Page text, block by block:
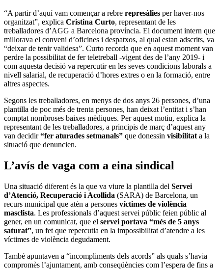
“A partir d’aquí vam començar a rebre represàlies per haver-nos
organitzat”, explica Cristina Curto, representant de les
treballadores d’AGG a Barcelona província. El document intern que
millorava el conveni d’oficines i despatxos, al qual estan adscrits, va
“deixar de tenir validesa”. Curto recorda que en aquest moment van
perdre la possibilitat de fer teletreball -vigent des de l’any 2019- i
com aquesta decisió va repercutir en les seves condicions laborals a
nivell salarial, de recuperació d’hores extres o en la formació, entre
altres aspectes.
Segons les treballadores, en menys de dos anys 26 persones, d’una
plantilla de poc més de trenta persones, han deixat l’entitat i s’han
comptat nombroses baixes mèdiques. Per aquest motiu, explica la
representant de les treballadores, a principis de març d’aquest any
van decidir“fer aturades setmanals” que donessin visibilitata la
situació que denuncien.
L’avís de vaga com a eina sindical
Una situació diferent és la que va viure la plantilla del Servei
d’Atenció, Recuperació i Acollida (SARA) de Barcelona, un
recurs municipal que atén a persones víctimes de violència
masclista. Les professionals d’aquest servei públic feien públic al
gener, en un comunicat, que el servei portava “més de 5 anys
saturat”, un fet que repercutia en la impossibilitat d’atendre a les
víctimes de violència degudament.
També apuntaven a “incompliments dels acords” als quals s’havia
compromès l’ajuntament, amb conseqüències com l’espera de fins a